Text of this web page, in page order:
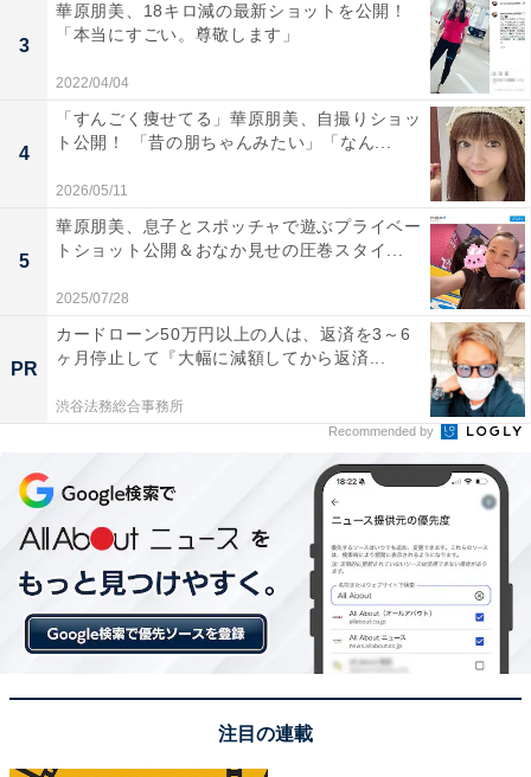
3
華原朋美、18キロ減の最新ショットを公開！
「本当にすごい。尊敬します」
2022/04/04
4
「すんごく痩せてる」華原朋美、自撮りショッ
ト公開！ 「昔の朋ちゃんみたい」「なん...
2026/05/11
5
華原朋美、息子とスポッチャで遊ぶプライベー
トショット公開＆おなか見せの圧巻スタイ...
2025/07/28
PR
カードローン50万円以上の人は、返済を3～6
ヶ月停止して『大幅に減額してから返済...
渋谷法務総合事務所
Recommended by
注目の連載